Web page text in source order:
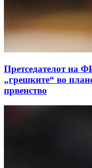
Претседателот на
„грешките“ во
првенство